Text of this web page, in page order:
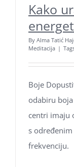
Kako
By Alma Tatić
Meditacija |
Boje
odabiru
centri imaju
s
frekvenciju.